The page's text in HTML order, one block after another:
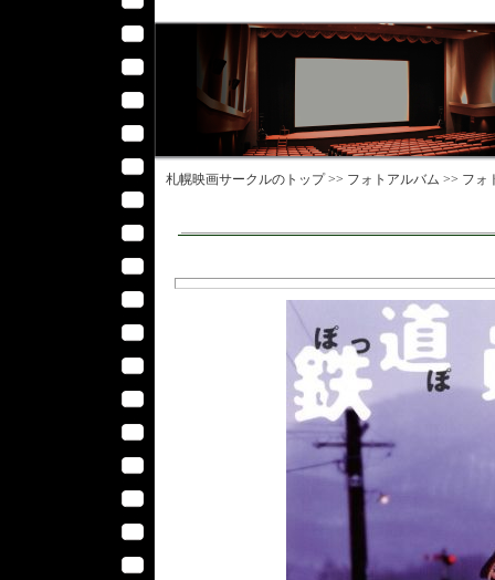
札幌映画サークルのトップ >> フォトアルバム >> フォ